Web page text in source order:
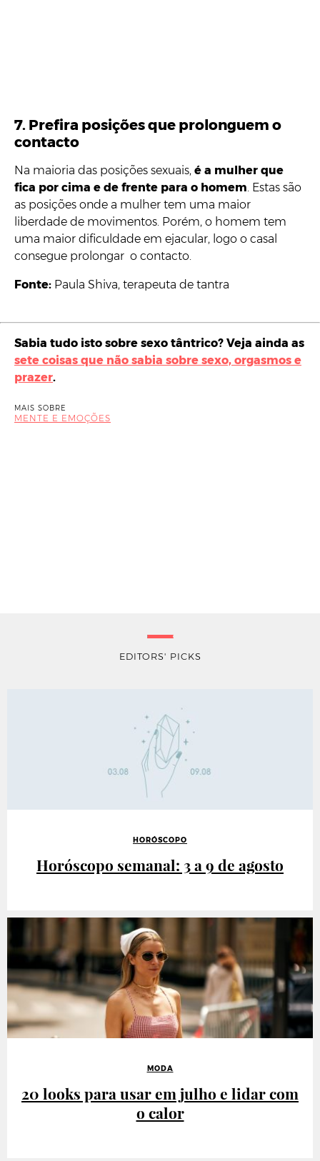
7. Prefira posições que prolonguem o
contacto
Na maioria das posições sexuais, é a mulher que
fica por cima e de frente para o homem . Estas são
as posições onde a mulher tem uma maior
liberdade de movimentos. Porém, o homem tem
uma maior dificuldade em ejacular, logo o casal
consegue prolongar o contacto.
Fonte: Paula Shiva, terapeuta de tantra
Sabia tudo isto sobre sexo tântrico? Veja ainda as
sete coisas que não sabia sobre sexo, orgasmos e
prazer.
MAIS SOBRE
MENTE E EMOÇÕES
EDITORS' PICKS
HORÓSCOPO
Horóscopo semanal: 3 a 9 de agosto
MODA
20 looks para usar em julho e lidar com
o calor